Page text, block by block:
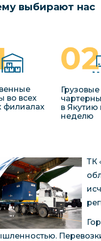
выбирают нас
во всех
филиалах
Грузовые
в
неделю
ТК